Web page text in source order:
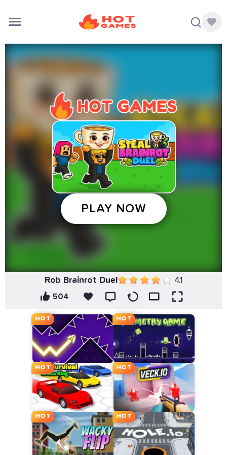
Rob Brainrot Duel 4.1
504
HOT HOT
HOT HOT
HOT HOT